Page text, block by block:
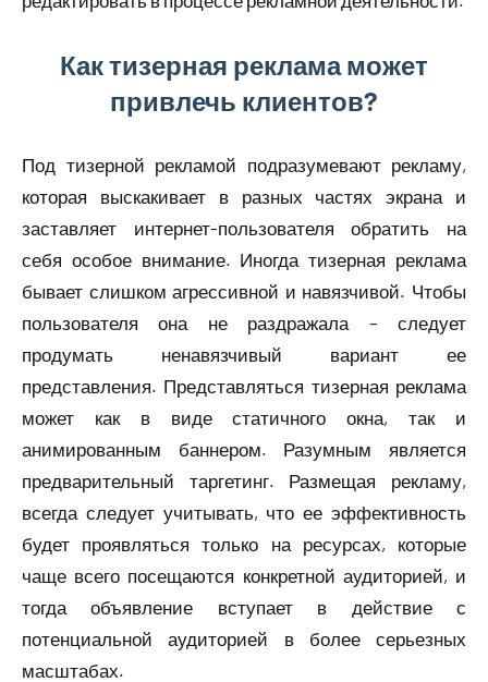
Как тизерная реклама может
привлечь клиентов?
Под тизерной рекламой подразумевают рекламу,
которая выскакивает в разных частях экрана и
заставляет интернет-пользователя обратить на
себя особое внимание. Иногда тизерная реклама
бывает слишком агрессивной и навязчивой. Чтобы
пользователя она не раздражала – следует
продумать ненавязчивый вариант ее
представления. Представляться тизерная реклама
может как в виде статичного окна, так и
анимированным баннером. Разумным является
предварительный таргетинг. Размещая рекламу,
всегда следует учитывать, что ее эффективность
будет проявляться только на ресурсах, которые
чаще всего посещаются конкретной аудиторией, и
тогда объявление вступает в действие с
потенциальной аудиторией в более серьезных
масштабах.